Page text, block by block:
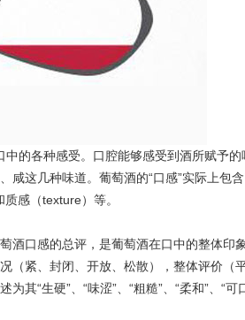
的各种感受。口腔能够感受到酒所赋予的
咸这几种味道。葡萄酒的“口感”实际上包
感（texture）等。
酒口感的总评，是葡萄酒在口中的整体印
（紧、封闭、开放、松散），整体评价（
其“生硬”、“味涩”、“粗糙”、“柔和”、“可